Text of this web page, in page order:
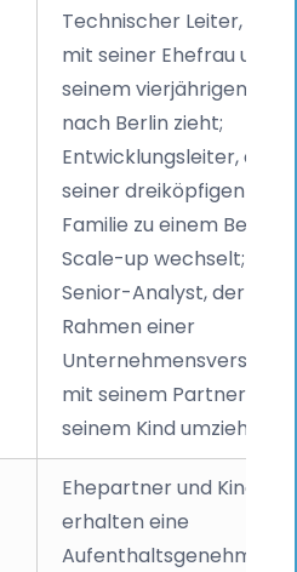
Technischer Leiter, der
mit seiner Ehefrau und
seinem vierjährigen Kind
nach Berlin zieht;
Entwicklungsleiter, der
seiner dreiköpfigen
Familie zu einem Berliner
Scale-up wechselt;
Senior-Analyst, der im
Rahmen einer
mit seinem Partner und
seinem Kind umzieht
Ehepartner und Kind
erhalten eine